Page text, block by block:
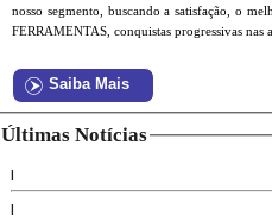
nosso segmento, buscando a satisfação, o
FERRAMENTAS, conquistas progressivas nas
Últimas Notícias